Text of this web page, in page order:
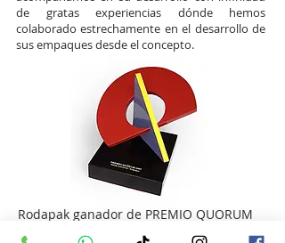
de gratas experiencias dónde hemos
colaborado estrechamente en el desarrollo de
sus empaques desde el concepto.
Rodapak ganador de PREMIO QUORUM